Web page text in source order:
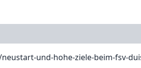
und-hohe-ziele-beim-fsv-